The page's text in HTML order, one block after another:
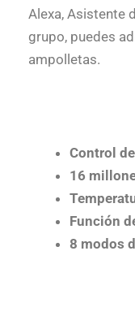
Alexa, Asistente
grupo, puedes
ampolletas.
Control
16
Función
8 modos